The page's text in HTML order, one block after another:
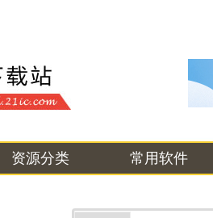
资源分类 常用软件